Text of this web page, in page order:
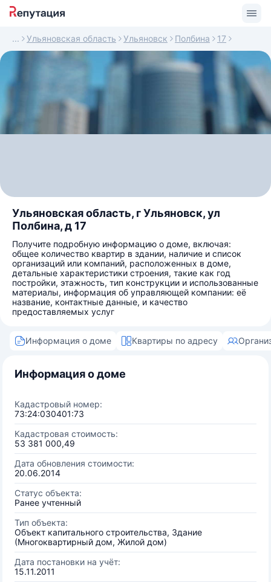
Ульяновская область Ульяновск Полбина 17
Ульяновская область, г Ульяновск, ул
Полбина, д 17
Получите подробную информацию о доме, включая:
общее количество квартир в здании, наличие и список
организаций или компаний, расположенных в доме,
детальные характеристики строения, такие как год
постройки, этажность, тип конструкции и использованные
материалы, информация об управляющей компании: её
название, контактные данные, и качество
предоставляемых услуг
Информация о доме Квартиры по адресу
Информация о доме
Кадастровый номер:
73:24:030401:73
Кадастровая стоимость:
53 381 000,49
Дата обновления стоимости:
20.06.2014
Статус объекта:
Ранее учтенный
Тип объекта:
Объект капитального строительства, Здание
(Многоквартирный дом, Жилой дом)
Дата постановки на учёт:
15.11.2011